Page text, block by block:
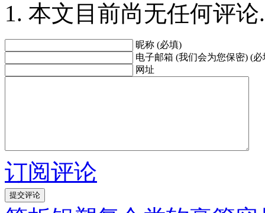
本文目前尚无任何评论.
昵称 (必填)
电子邮箱 (我们会为您保密) (必
网址
订阅评论